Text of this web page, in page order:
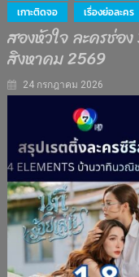
เกาะติดจอ
เรื่องย่อละคร
สองหัวใจ ละครช่อ
สิงหาคม 2569
24 กรกฎาคม 2026